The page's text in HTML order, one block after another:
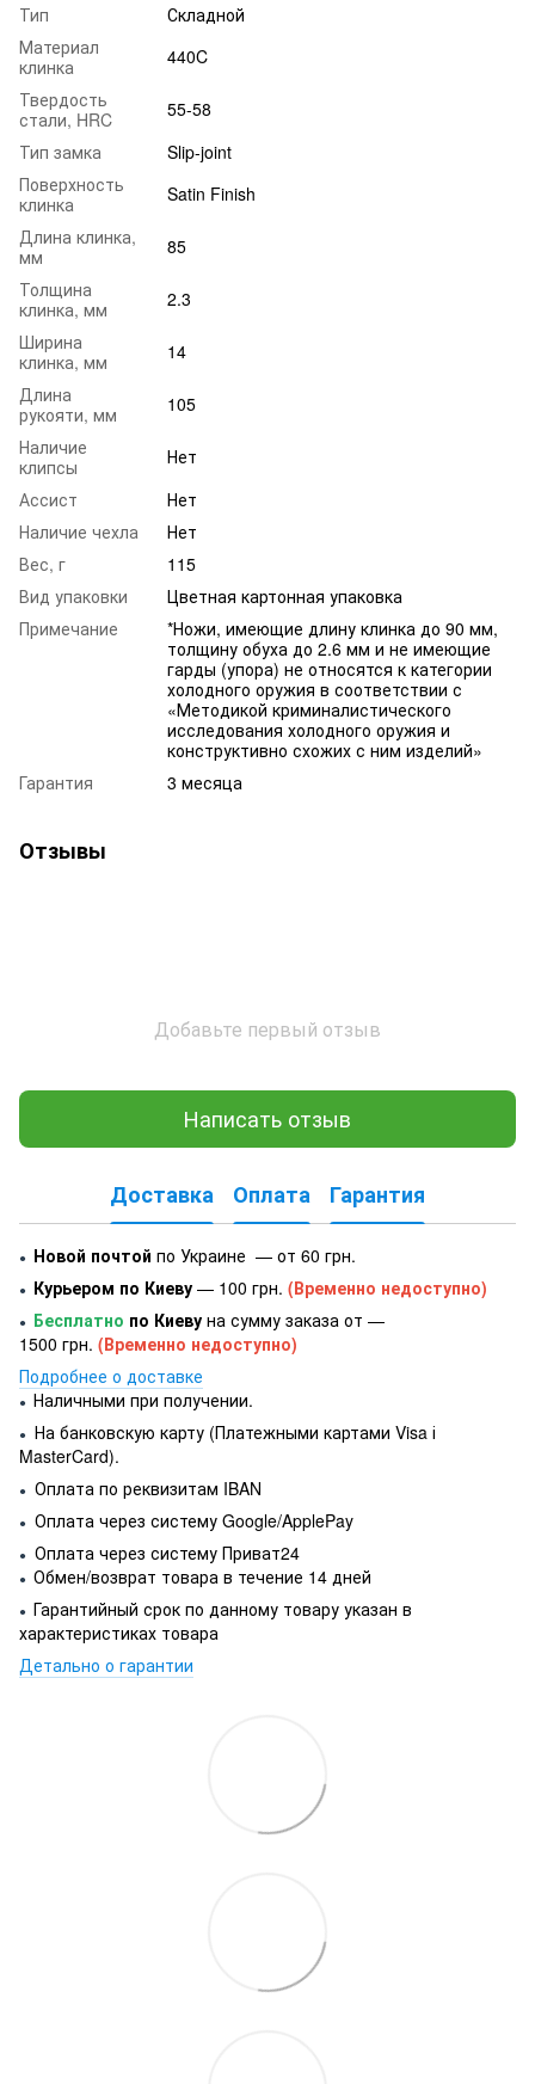
Тип
Складной
Материал
клинка
440C
Твердость
стали, HRC
55-58
Тип замка
Slip-joint
Поверхность
клинка
Satin Finish
Длина клинка,
мм
85
Толщина
клинка, мм
2.3
Ширина
клинка, мм
14
Длина
рукояти, мм
105
Наличие
клипсы
Нет
Ассист
Нет
Наличие чехла
Нет
Вес, г
115
Вид упаковки
Цветная картонная упаковка
Примечание
*Ножи, имеющие длину клинка до 90 мм,
толщину обуха до 2.6 мм и не имеющие
гарды (упора) не относятся к категории
холодного оружия в соответствии с
«Методикой криминалистического
исследования холодного оружия и
конструктивно схожих с ним изделий»
Гарантия
3 месяца
Отзывы
Добавьте первый отзыв
Написать отзыв
Доставка Оплата Гарантия
● Новой почтой по Украине — от 60 грн.
● Курьером по Киеву — 100 грн. (Временно недоступно)
● Бесплатно по Киеву на сумму заказа от —
1500 грн. (Временно недоступно)
Подробнее о доставке
● Наличными при получении.
● На банковскую карту (Платежными картами Visa і
MasterCard).
● Оплата по реквизитам IBAN
● Оплата через систему Google/ApplePay
● Оплата через систему Приват24
● Обмен/возврат товара в течение 14 дней
● Гарантийный срок по данному товару указан в
характеристиках товара
Детально о гарантии